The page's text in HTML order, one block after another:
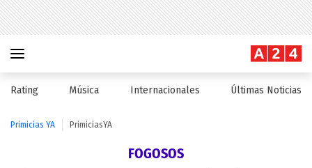
Rating Música Internacionales Últimas Noticias
Primicias YA PrimiciasYA
FOGOSOS